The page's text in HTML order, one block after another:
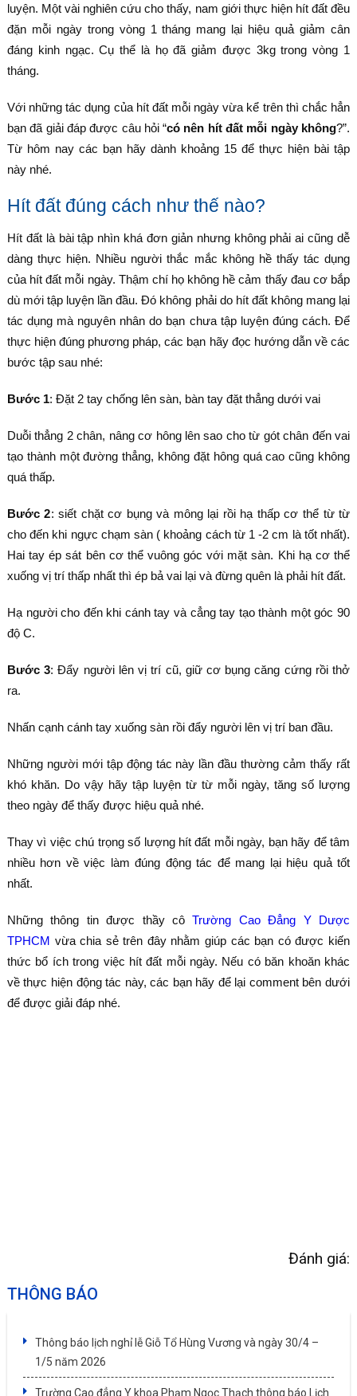
luyện. Một vài nghiên cứu cho thấy, nam giới thực hiện hít đất đều
đặn mỗi ngày trong vòng 1 tháng mang lại hiệu quả giảm cân
đáng kinh ngạc. Cụ thể là họ đã giảm được 3kg trong vòng 1
tháng.
Với những tác dụng của hít đất mỗi ngày vừa kể trên thì chắc hẳn
bạn đã giải đáp được câu hỏi “có nên hít đất mỗi ngày không?”.
Từ hôm nay các bạn hãy dành khoảng 15 để thực hiện bài tập
này nhé.
Hít đất đúng cách như thế nào?
Hít đất là bài tập nhìn khá đơn giản nhưng không phải ai cũng dễ
dàng thực hiện. Nhiều người thắc mắc không hề thấy tác dụng
của hít đất mỗi ngày. Thậm chí họ không hề cảm thấy đau cơ bắp
dù mới tập luyện lần đầu. Đó không phải do hít đất không mang lại
tác dụng mà nguyên nhân do bạn chưa tập luyện đúng cách. Để
thực hiện đúng phương pháp, các bạn hãy đọc hướng dẫn về các
bước tập sau nhé:
Bước 1: Đặt 2 tay chống lên sàn, bàn tay đặt thẳng dưới vai
Duỗi thẳng 2 chân, nâng cơ hông lên sao cho từ gót chân đến vai
tạo thành một đường thẳng, không đặt hông quá cao cũng không
quá thấp.
Bước 2: siết chặt cơ bụng và mông lại rồi hạ thấp cơ thể từ từ
cho đến khi ngực chạm sàn ( khoảng cách từ 1 -2 cm là tốt nhất).
Hai tay ép sát bên cơ thể vuông góc với mặt sàn. Khi hạ cơ thể
xuống vị trí thấp nhất thì ép bả vai lại và đừng quên là phải hít đất.
Hạ người cho đến khi cánh tay và cẳng tay tạo thành một góc 90
độ C.
Bước 3: Đẩy người lên vị trí cũ, giữ cơ bụng căng cứng rồi thở
ra.
Nhấn cạnh cánh tay xuống sàn rồi đẩy người lên vị trí ban đầu.
Những người mới tập động tác này lần đầu thường cảm thấy rất
khó khăn. Do vậy hãy tập luyện từ từ mỗi ngày, tăng số lượng
theo ngày để thấy được hiệu quả nhé.
Thay vì việc chú trọng số lượng hít đất mỗi ngày, bạn hãy để tâm
nhiều hơn về việc làm đúng động tác để mang lại hiệu quả tốt
nhất.
Những thông tin được thầy côTrường Cao Đẳng Y Dược
TPHCM vừa chia sẻ trên đây nhằm giúp các bạn có được kiến
thức bổ ích trong việc hít đất mỗi ngày. Nếu có băn khoăn khác
về thực hiện động tác này, các bạn hãy để lại comment bên dưới
để được giải đáp nhé.
Đánh giá:
THÔNG BÁO
Thông báo lịch nghỉ lễ Giỗ Tổ Hùng Vương và ngày 30/4 –
1/5 năm 2026
Trường Cao đẳng Y khoa Phạm Ngọc Thạch thông báo Lịch